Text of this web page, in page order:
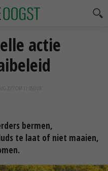
actie
2017 OM 11:05
bermen,
te laat of niet maaien,